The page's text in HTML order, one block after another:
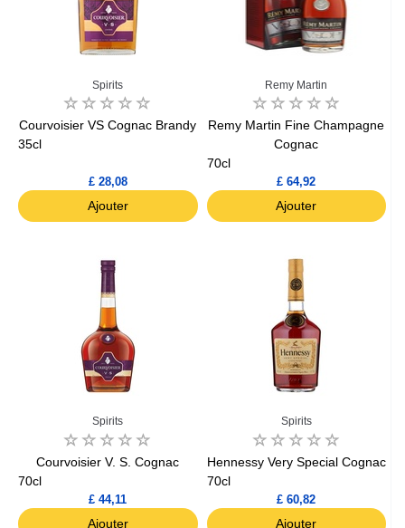
Spirits
Courvoisier VS Cognac Brandy
35cl
£ 28,08
Ajouter
Remy Martin
Remy Martin Fine Champagne
Cognac
70cl
£ 64,92
Ajouter
Spirits
Courvoisier V. S. Cognac
70cl
£ 44,11
Ajouter
Spirits
Hennessy Very Special Cognac
70cl
£ 60,82
Ajouter